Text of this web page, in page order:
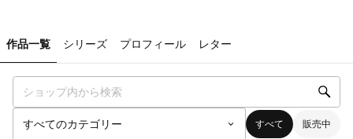
作品一覧 シリーズ プロフィール レター
すべて 販売中